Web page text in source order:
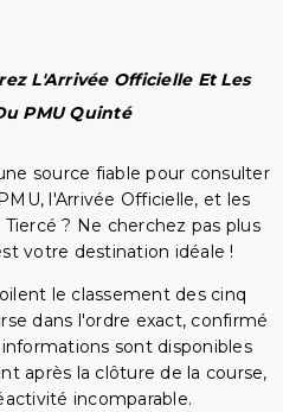
L'Arrivée Officielle Et Les
PMU Quinté
source fiable pour consulter
l'Arrivée Officielle, et les
? Ne cherchez pas plus
votre destination idéale !
le classement des cinq
dans l'ordre exact, confirmé
sont disponibles
après la clôture de la course,
incomparable.